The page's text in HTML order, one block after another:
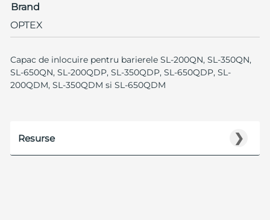
Brand
OPTEX
Capac de inlocuire pentru barierele SL-200QN, SL-350QN,
SL-650QN, SL-200QDP, SL-350QDP, SL-650QDP, SL-
200QDM, SL-350QDM si SL-650QDM
❯
Resurse